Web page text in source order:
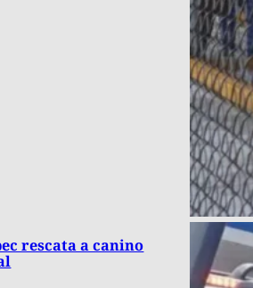
rescata a canino